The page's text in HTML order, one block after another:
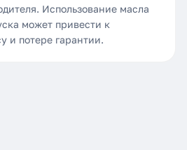
Использование масла
может привести к
и потере гарантии.